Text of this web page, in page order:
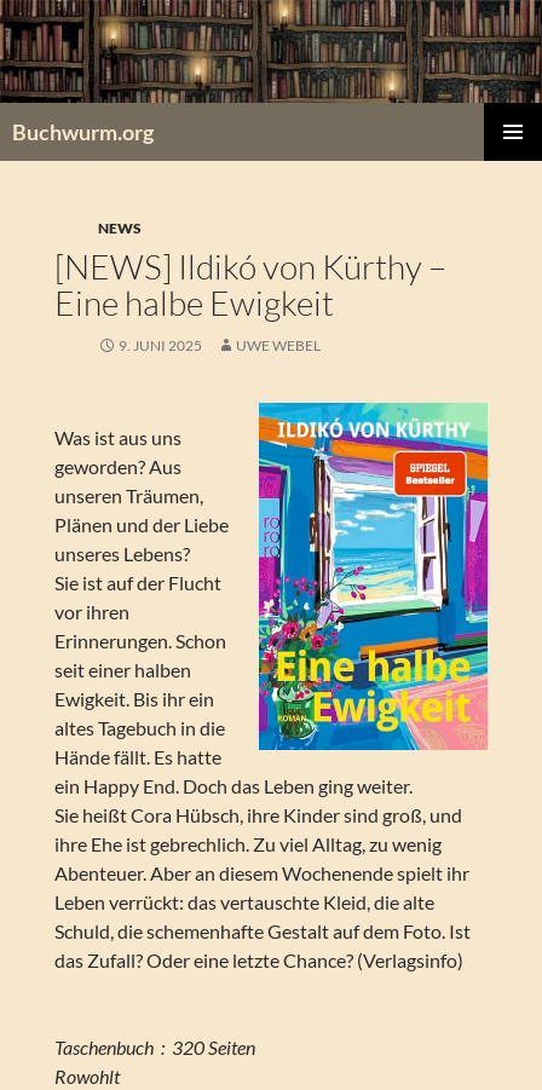
Zum
Inhalt
springen
Buchwurm.org
NEWS
[NEWS] Ildikó von Kürthy –
Eine halbe Ewigkeit
9. JUNI 2025 UWE WEBEL
Was ist aus uns
geworden? Aus
unseren Träumen,
Plänen und der Liebe
unseres Lebens?
Sie ist auf der Flucht
vor ihren
Erinnerungen. Schon
seit einer halben
Ewigkeit. Bis ihr ein
altes Tagebuch in die
Hände fällt. Es hatte
ein Happy End. Doch das Leben ging weiter.
Sie heißt Cora Hübsch, ihre Kinder sind groß, und
ihre Ehe ist gebrechlich. Zu viel Alltag, zu wenig
Abenteuer. Aber an diesem Wochenende spielt ihr
Leben verrückt: das vertauschte Kleid, die alte
Schuld, die schemenhafte Gestalt auf dem Foto. Ist
das Zufall? Oder eine letzte Chance? (Verlagsinfo)
Taschenbuch ‏ : ‎ 320 Seiten
Rowohlt